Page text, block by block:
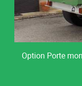
Option Porte